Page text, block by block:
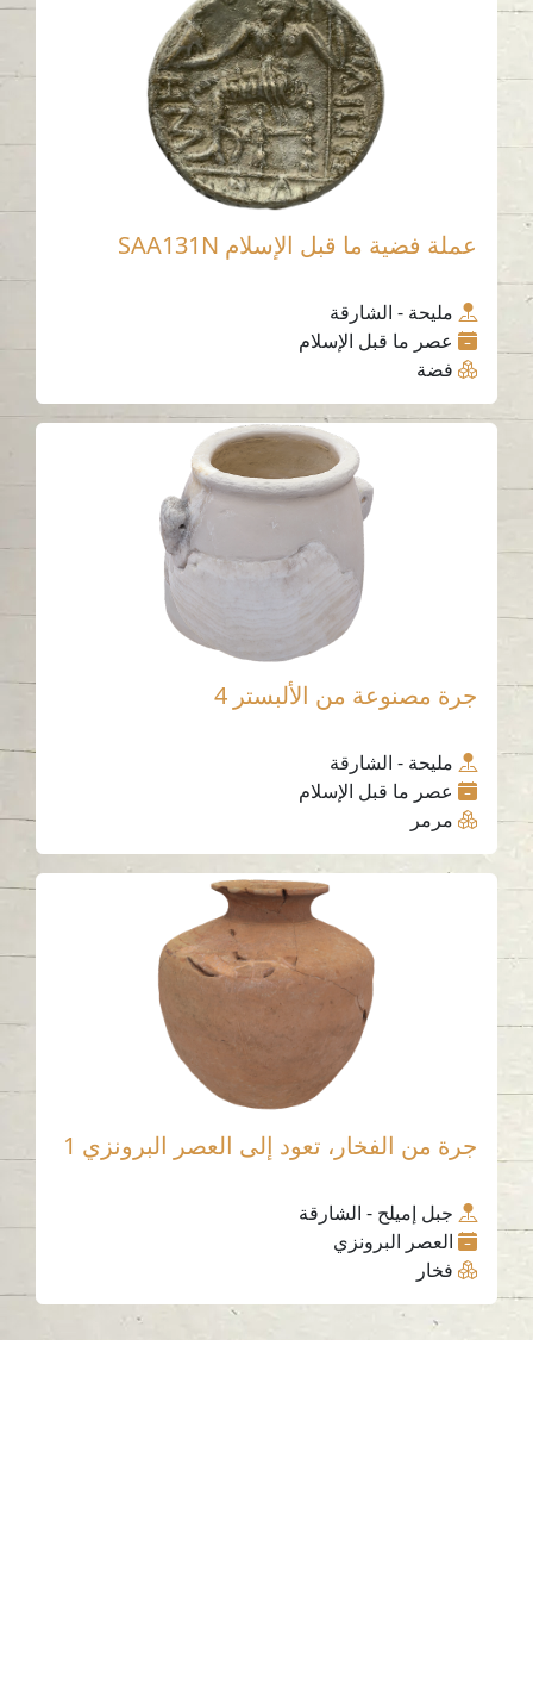
عملة فضية ما قبل الإسلام SAA131N
مليحة - الشارقة
عصر ما قبل الإسلام
فضة
جرة مصنوعة من الألبستر 4
مليحة - الشارقة
عصر ما قبل الإسلام
مرمر
جرة من الفخار، تعود إلى العصر البرونزي 1
جبل إميلح - الشارقة
العصر البرونزي
فخار